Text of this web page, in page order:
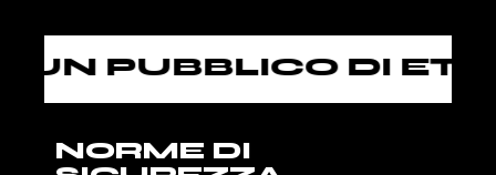
PUBBLICO DI ETÀ
NORME DI